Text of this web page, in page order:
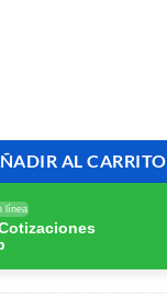
AL CARRITO
línea